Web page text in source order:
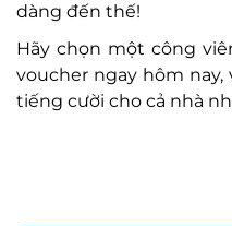
dàng đến thế!
Hãy chọn một công
voucher ngay hôm nay,
tiếng cười cho cả nhà